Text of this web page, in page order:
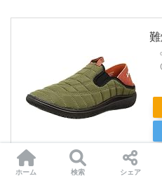
ホーム 検索 シェア